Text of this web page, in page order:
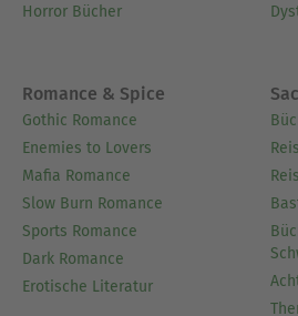
Horror Bücher
Romance & Spice
Gothic Romance
Enemies to Lovers
Mafia Romance
Slow Burn Romance
Sports Romance
Dark Romance
Erotische Literatur